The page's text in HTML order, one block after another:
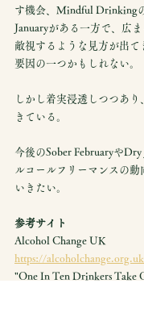
す機会、Mindful Drinking
Januaryがある一方で、広
敵視するような見方が出て
要因の一つかもしれない。
しかし着実浸透しつつあ
きている。
今後のSober Februaryや
ルコールフリーマンスの動
いきたい。
参考サイト
Alcohol Change UK
https://
"One In Ten Drinkers Take